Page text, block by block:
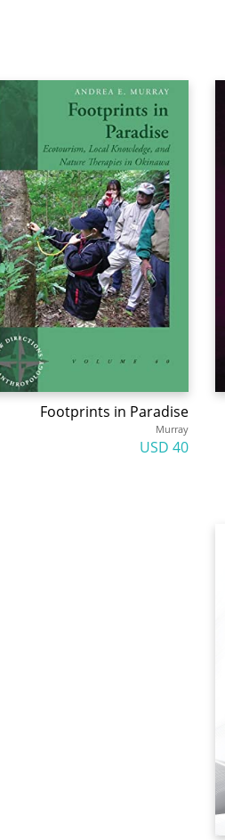
Footprints in Paradise
Murray
40 USD